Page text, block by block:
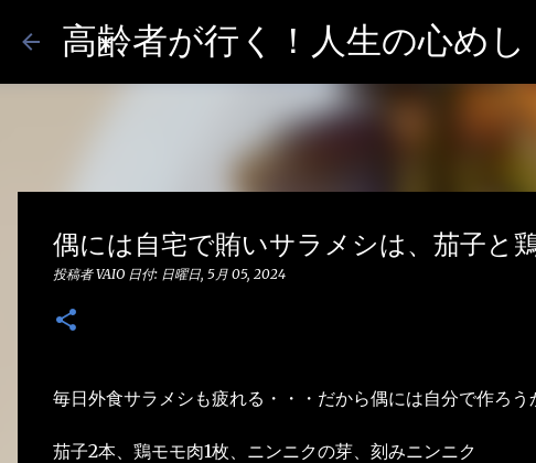
高齢者が行く！人生の心めし
偶には自宅で賄いサラメシは、茄子と
投稿者VAIO 日付: 日曜日, 5月 05, 2024
毎日外食サラメシも疲れる・・・だから偶には自分で作ろう
茄子2本、鶏モモ肉1枚、ニンニクの芽、刻みニンニク